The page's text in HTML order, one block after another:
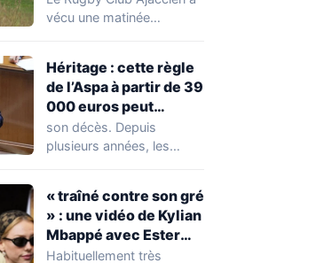
voyage s’installer
heure
vécu une matinée
découverte d'une…
Héritage : cette règle
de l’Aspa à partir de 39
000 euros peut
réserver une
mauvaise surprise à
son décès. Depuis
plusieurs années, les
concernant le seuil…
« traîné contre son gré
» : une vidéo de Kylian
Mbappé avec Ester
Expósito en Italie agite
Habituellement très